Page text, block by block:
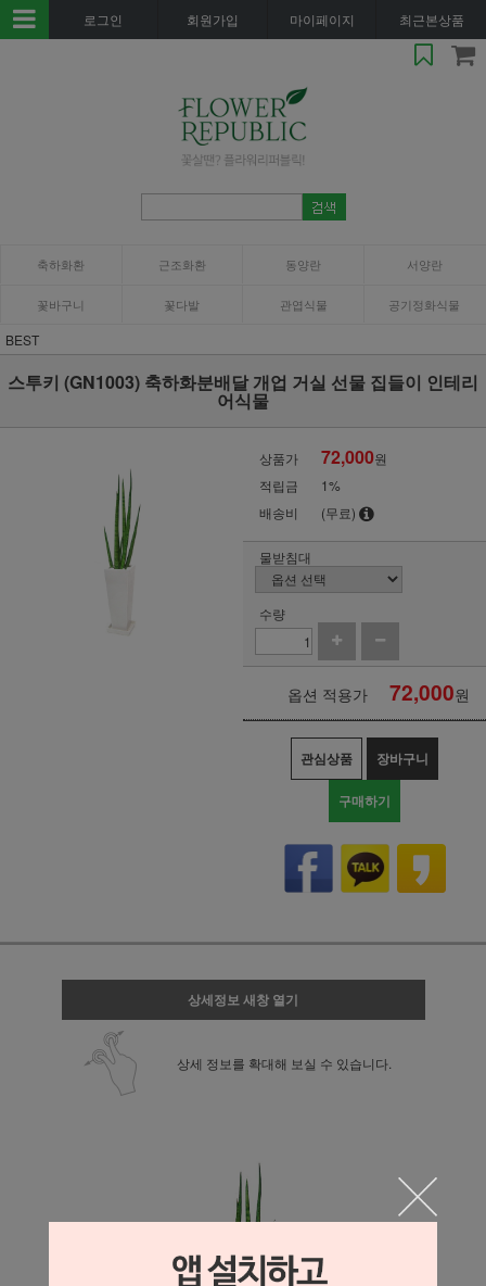
로그인 회원가입 마이페이지 최근본상품
축하화환 근조화환 동양란 서양란
꽃바구니 꽃다발 관엽식물 공기정화식물
BEST
스투키 (GN1003) 축하화분배달 개업 거실 선물 집들이 인테리
어식물
상품가 72,000원
적립금
1%
배송비
(무료)
물받침대
수량
옵션 적용가 72,000원
관심상품 장바구니
구매하기
상세정보 새창 열기
상세 정보를 확대해 보실 수 있습니다.